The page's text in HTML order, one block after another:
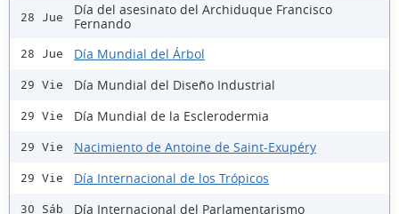
28 Jue
Día del asesinato del Archiduque Francisco
Fernando
28 Jue Día Mundial del Árbol
29 Vie Día Mundial del Diseño Industrial
29 Vie Día Mundial de la Esclerodermia
29 Vie Nacimiento de Antoine de Saint-Exupéry
29 Vie Día Internacional de los Trópicos
30 Sáb Día Internacional del Parlamentarismo